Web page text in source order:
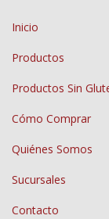
Inicio
Productos
Productos Sin
Cómo Comprar
Quiénes Somos
Sucursales
Contacto